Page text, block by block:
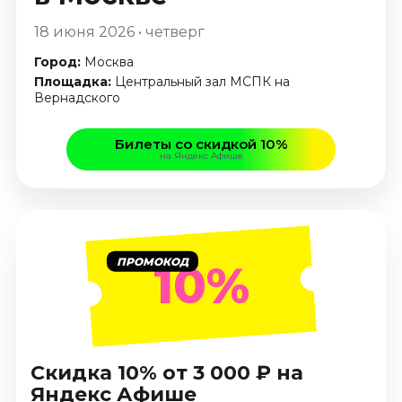
Январь 2027
Стендап
Август 2026
Сентябрь 2026
Ноябрь 2026
Декабрь 2026
Сентябрь 2026
Октябрь 2026
Декабрь 2026
Январь 2027
Сентябрь 2026
18 июня 2026 • четверг
Город: Москва
Площадка: Центральный зал МСПК на
Вернадского
Билеты со скидкой 10%
на Яндекс Афише
ПРОМОКОД10%
Скидка 10% от 3 000 ₽ на
Яндекс Афише